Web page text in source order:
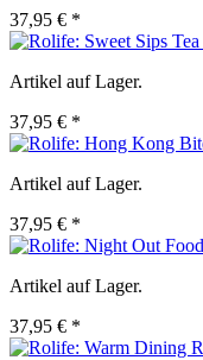
37,95 € *
Artikel auf Lager.
37,95 € *
Artikel auf Lager.
37,95 € *
Artikel auf Lager.
37,95 € *